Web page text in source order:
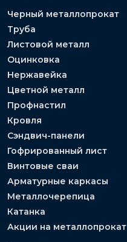
Черный металлопрокат
Труба
Листовой металл
Оцинковка
Нержавейка
Цветной металл
Профнастил
Кровля
Сэндвич-панели
Гофрированный лист
Винтовые сваи
Арматурные каркасы
Металлочерепица
Катанка
Акции на металлопрокат